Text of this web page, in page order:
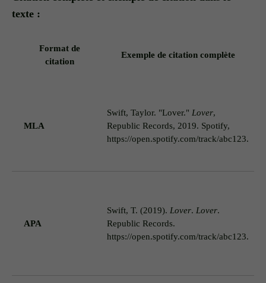
texte :
Format de
citation
Exemple de citation complète
MLA
Swift, Taylor. "Lover." Lover,
Republic Records, 2019. Spotify,
https://open.spotify.com/track/abc123.
APA
Swift, T. (2019). Lover. Lover.
Republic Records.
https://open.spotify.com/track/abc123.